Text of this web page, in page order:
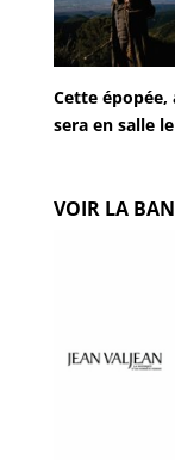
Cette épopée,
sera en salle
VOIR LA